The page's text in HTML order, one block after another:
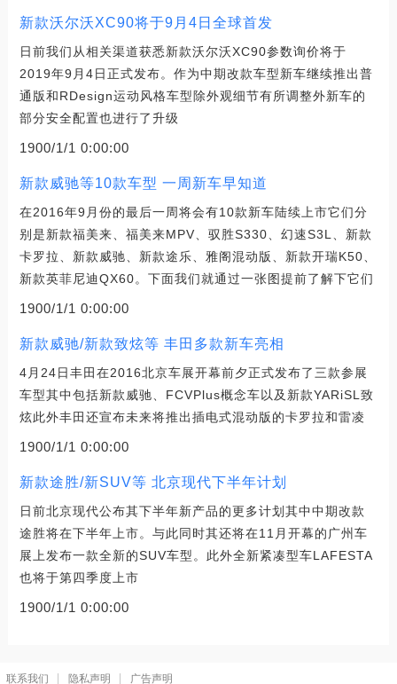
新款沃尔沃XC90将于9月4日全球首发
日前我们从相关渠道获悉新款沃尔沃XC90参数询价将于
2019年9月4日正式发布。作为中期改款车型新车继续推出普
通版和RDesign运动风格车型除外观细节有所调整外新车的
部分安全配置也进行了升级
1900/1/1 0:00:00
新款威驰等10款车型 一周新车早知道
在2016年9月份的最后一周将会有10款新车陆续上市它们分
别是新款福美来、福美来MPV、驭胜S330、幻速S3L、新款
卡罗拉、新款威驰、新款途乐、雅阁混动版、新款开瑞K50、
新款英菲尼迪QX60。下面我们就通过一张图提前了解下它们
1900/1/1 0:00:00
新款威驰/新款致炫等 丰田多款新车亮相
4月24日丰田在2016北京车展开幕前夕正式发布了三款参展
车型其中包括新款威驰、FCVPlus概念车以及新款YARiSL致
炫此外丰田还宣布未来将推出插电式混动版的卡罗拉和雷凌
1900/1/1 0:00:00
新款途胜/新SUV等 北京现代下半年计划
日前北京现代公布其下半年新产品的更多计划其中中期改款
途胜将在下半年上市。与此同时其还将在11月开幕的广州车
展上发布一款全新的SUV车型。此外全新紧凑型车LAFESTA
也将于第四季度上市
1900/1/1 0:00:00
联系我们 隐私声明 广告声明